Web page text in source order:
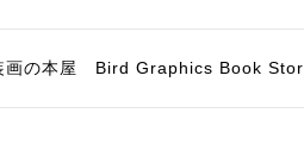
画の本屋 Bird Graphics Book